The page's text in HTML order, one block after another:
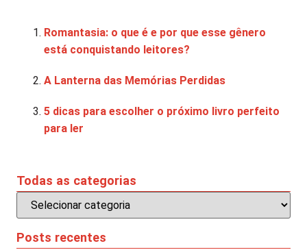
Romantasia: o que é e por que esse gênero
está conquistando leitores?
A Lanterna das Memórias Perdidas
5 dicas para escolher o próximo livro perfeito
para ler
Todas as categorias
Posts recentes